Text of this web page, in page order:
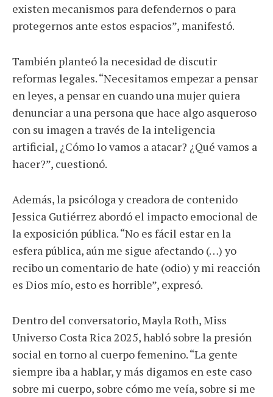
existen mecanismos para defendernos o para
protegernos ante estos espacios”, manifestó.
También planteó la necesidad de discutir
reformas legales. “Necesitamos empezar a pensar
en leyes, a pensar en cuando una mujer quiera
denunciar a una persona que hace algo asqueroso
con su imagen a través de la inteligencia
artificial, ¿Cómo lo vamos a atacar? ¿Qué vamos a
hacer?”, cuestionó.
Además, la psicóloga y creadora de contenido
Jessica Gutiérrez abordó el impacto emocional de
la exposición pública. “No es fácil estar en la
esfera pública, aún me sigue afectando (…) yo
recibo un comentario de hate (odio) y mi reacción
es Dios mío, esto es horrible”, expresó.
Dentro del conversatorio, Mayla Roth, Miss
Universo Costa Rica 2025, habló sobre la presión
social en torno al cuerpo femenino. “La gente
siempre iba a hablar, y más digamos en este caso
sobre mi cuerpo, sobre cómo me veía, sobre si me